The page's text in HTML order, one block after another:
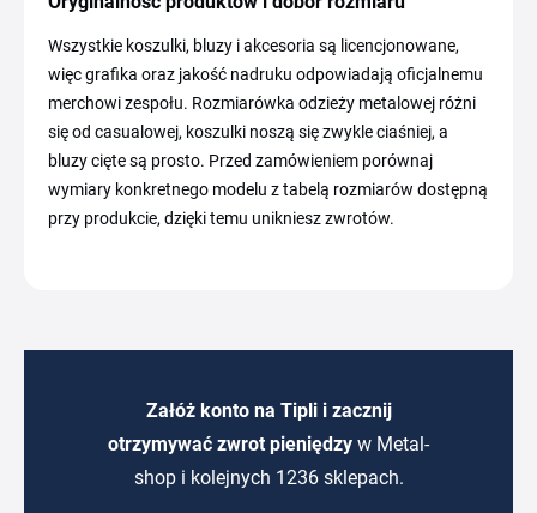
Wszystkie koszulki, bluzy i akcesoria są licencjonowane,
więc grafika oraz jakość nadruku odpowiadają oficjalnemu
merchowi zespołu. Rozmiarówka odzieży metalowej różni
się od casualowej, koszulki noszą się zwykle ciaśniej, a
bluzy cięte są prosto. Przed zamówieniem porównaj
wymiary konkretnego modelu z tabelą rozmiarów dostępną
przy produkcie, dzięki temu unikniesz zwrotów.
Załóż konto na Tipli i zacznij
otrzymywać zwrot pieniędzy w Metal-
shop i kolejnych 1236 sklepach.